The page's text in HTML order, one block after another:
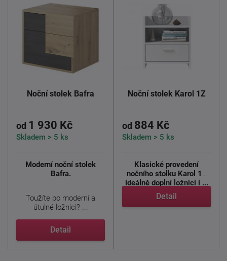
Noční stolek Bafra
od 1 930 Kč
Skladem > 5 ks
Moderní noční stolek
Bafra.
Toužíte po moderní a
útulné ložnici? ...
Detail
Noční stolek Karol 1Z
od 884 Kč
Skladem > 5 ks
Klasické provedení
nočního stolku Karol 1Z
ideálně doplní ložnici i ...
Detail